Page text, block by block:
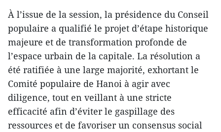
À l’issue de la session, la présidence du Conseil
populaire a qualifié le projet d’étape historique
majeure et de transformation profonde de
l’espace urbain de la capitale. La résolution a
été ratifiée à une large majorité, exhortant le
Comité populaire de Hanoi à agir avec
diligence, tout en veillant à une stricte
efficacité afin d’éviter le gaspillage des
ressources et de favoriser un consensus social